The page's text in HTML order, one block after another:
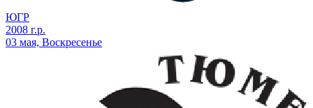
ЮГР
2008 г.р.
03 мая, Воскресенье